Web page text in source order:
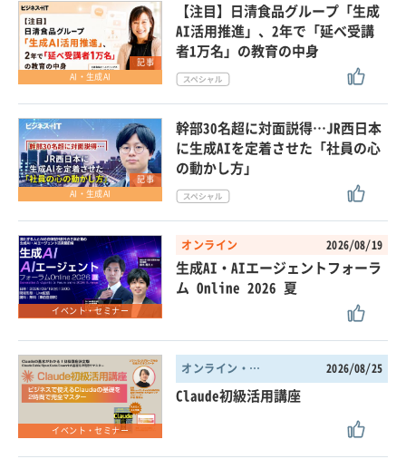
記事
AI・生成AI
【注目】日清食品グループ「生成
AI活用推進」、2年で「延べ受講
者1万名」の教育の中身
記事
AI・生成AI
幹部30名超に対面説得…JR西日本
に生成AIを定着させた「社員の心
の動かし方」
イベント・セミナー
オンライン 2026/08/19
生成AI・AIエージェントフォーラ
ム Online 2026 夏
イベント・セミナー
オンライン・東京都 2026/08/25
Claude初級活用講座